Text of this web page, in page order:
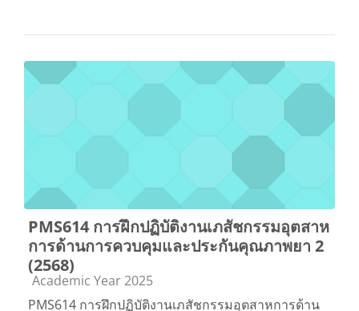
PMS614 การฝึกปฏิบัติงานเภสัชกรรมอุตสาห
การด้านการควบคุมและประกันคุณภาพยา 2
(2568)
Course category
Academic Year 2025
PMS614 การฝึกปฏิบัติงานเภสัชกรรมอุตสาหการด้าน